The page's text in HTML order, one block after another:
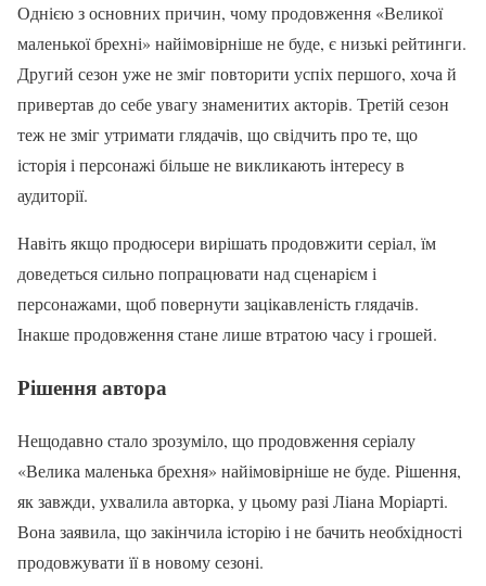
Однією з основних причин, чому продовження «Великої
маленької брехні» найімовірніше не буде, є низькі рейтинги.
Другий сезон уже не зміг повторити успіх першого, хоча й
привертав до себе увагу знаменитих акторів. Третій сезон
теж не зміг утримати глядачів, що свідчить про те, що
історія і персонажі більше не викликають інтересу в
аудиторії.
Навіть якщо продюсери вирішать продовжити серіал, їм
доведеться сильно попрацювати над сценарієм і
персонажами, щоб повернути зацікавленість глядачів.
Інакше продовження стане лише втратою часу і грошей.
Рішення автора
Нещодавно стало зрозуміло, що продовження серіалу
«Велика маленька брехня» найімовірніше не буде. Рішення,
як завжди, ухвалила авторка, у цьому разі Ліана Моріарті.
Вона заявила, що закінчила історію і не бачить необхідності
продовжувати її в новому сезоні.